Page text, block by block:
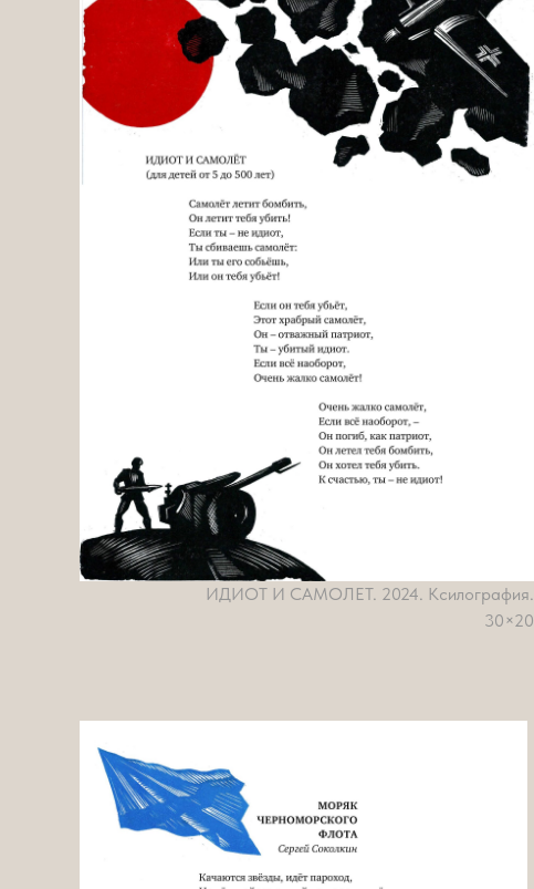
ИДИОТ И САМОЛЕТ. 2024. Ксилография.
30×20